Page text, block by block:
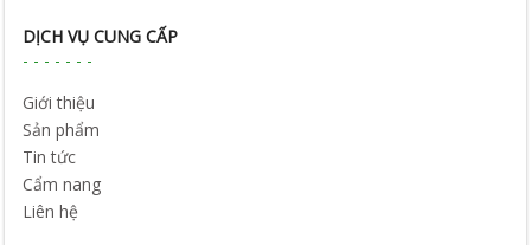
DỊCH VỤ CUNG CẤP
Giới thiệu
Sản phẩm
Tin tức
Cẩm nang
Liên hệ